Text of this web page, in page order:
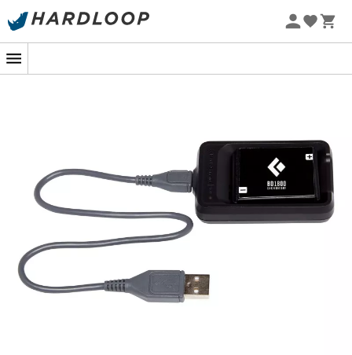
Letní akce 🔥 -5 % EXTRA při nákupu 2 produktů* s kódem